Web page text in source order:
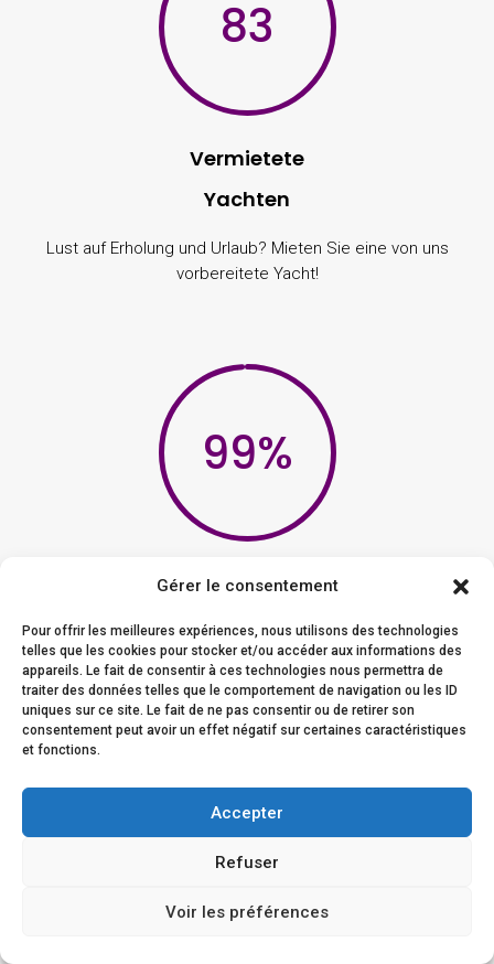
Gérer le consentement
Pour offrir les meilleures expériences, nous utilisons des technologies
telles que les cookies pour stocker et/ou accéder aux informations des
appareils. Le fait de consentir à ces technologies nous permettra de
traiter des données telles que le comportement de navigation ou les ID
uniques sur ce site. Le fait de ne pas consentir ou de retirer son
consentement peut avoir un effet négatif sur certaines caractéristiques
et fonctions.
Accepter
Refuser
Voir les préférences
83
Vermietete
Yachten
Lust auf Erholung und Urlaub? Mieten Sie eine von uns
vorbereitete Yacht!
99%
Zufriedene
Kunden
Alle unsere Kunden sind von unserem Service und unseren
Leistungen begeistert.
Kundenfeedback